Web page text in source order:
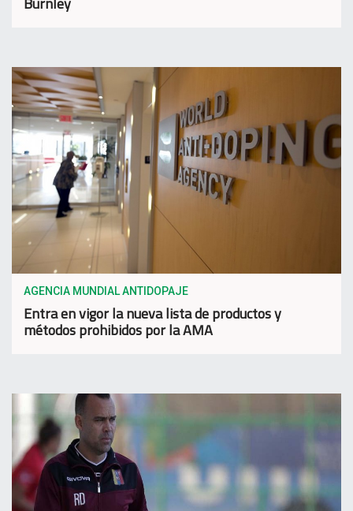
AGENCIA MUNDIAL ANTIDOPAJE
Entra en vigor la nueva lista de productos y
métodos prohibidos por la AMA